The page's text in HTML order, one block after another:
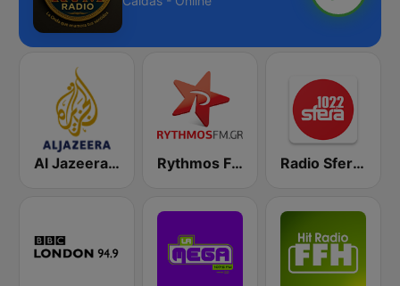
Al Jazeera Arabic (قناة الجزيرة) Rythmos FM - Ρυθμος 94.9 Radio Sfera 102.2 FM